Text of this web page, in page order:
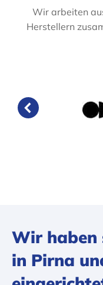
Wir arbeiten
Herstellern
Wir haben
in Pirna